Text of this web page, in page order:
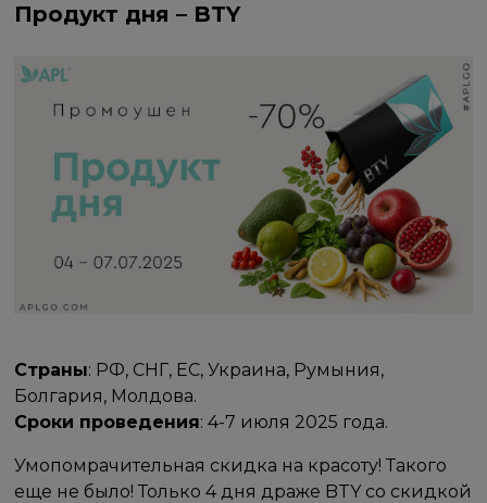
Продукт дня – BTY
Страны: РФ, СНГ, ЕС, Украина, Румыния,
Болгария, Молдова.
Сроки проведения: 4-7 июля 2025 года.
Умопомрачительная скидка на красоту! Такого
еще не было! Только 4 дня драже BTY со скидкой